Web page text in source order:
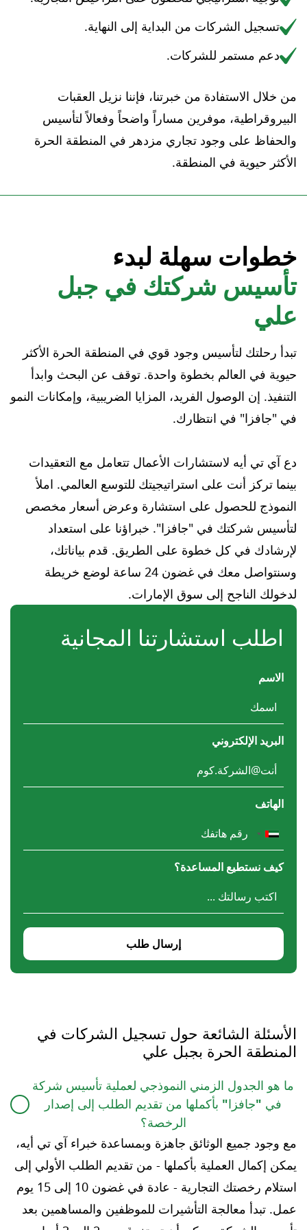
تسجيل الشركات من البداية إلى النهاية.
دعم مستمر للشركات.
من خلال الاستفادة من خبرتنا، فإننا نزيل العقبات
البيروقراطية، موفرين مساراً واضحاً وفعالاً لتأسيس
والحفاظ على وجود تجاري مزدهر في المنطقة الحرة
الأكثر حيوية في المنطقة.
اطلب استشارتنا المجانية
الاسم
البريد الإلكتروني
الهاتف
كيف نستطيع المساعدة؟
إرسال طلب
خطوات سهلة لبدء
تأسيس شركتك في جبل
علي
تبدأ رحلتك لتأسيس وجود قوي في المنطقة الحرة الأكثر
حيوية في العالم بخطوة واحدة. توقف عن البحث وابدأ
التنفيذ. إن الوصول الفريد، المزايا الضريبية، وإمكانات النمو
في "جافزا" في انتظارك.
دع آي تي أيه لاستشارات الأعمال تتعامل مع التعقيدات
بينما تركز أنت على استراتيجيتك للتوسع العالمي. املأ
النموذج للحصول على استشارة وعرض أسعار مخصص
لتأسيس شركتك في "جافزا". خبراؤنا على استعداد
لإرشادك في كل خطوة على الطريق. قدم بياناتك،
وسنتواصل معك في غضون 24 ساعة لوضع خريطة
لدخولك الناجح إلى سوق الإمارات.
الأسئلة الشائعة حول تسجيل الشركات في
المنطقة الحرة بجبل علي
ما هو الجدول الزمني النموذجي لعملية تأسيس شركة
في "جافزا" بأكملها من تقديم الطلب إلى إصدار
الرخصة؟
مع وجود جميع الوثائق جاهزة وبمساعدة خبراء آي تي أيه،
يمكن إكمال العملية بأكملها - من تقديم الطلب الأولي إلى
استلام رخصتك التجارية - عادة في غضون 10 إلى 15 يوم
عمل. تبدأ معالجة التأشيرات للموظفين والمساهمين بعد